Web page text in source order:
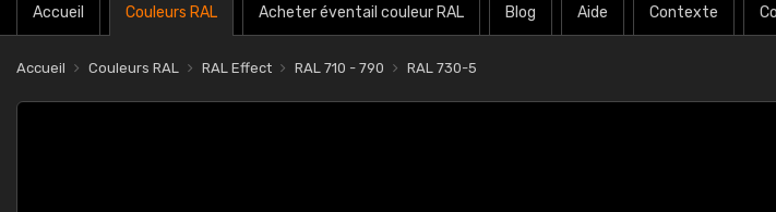
Accueil Couleurs RAL Acheter éventail couleur RAL Blog Aide Contexte
Accueil Couleurs RAL RAL Effect RAL 710 - 790 RAL 730-5